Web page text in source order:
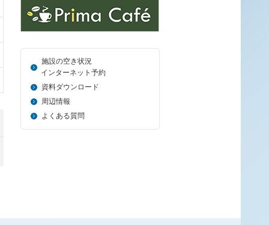
施設の空き状況
＿_ インターネット予約
資料ダウンロード
周辺情報
よくある質問